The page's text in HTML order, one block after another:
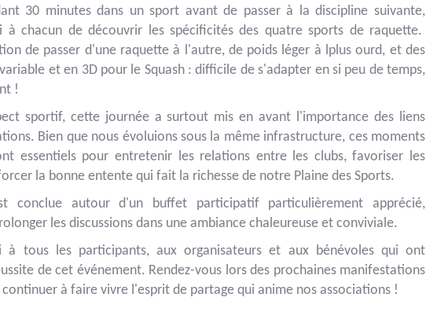
30 minutes dans un sport avant de passer à la discipline suivante,
à chacun de découvrir les spécificités des quatre sports de raquette.
de passer d'une raquette à l'autre, de poids léger à lplus ourd, et des
et en 3D pour le Squash : difficile de s'adapter en si peu de temps,
!
sportif, cette journée a surtout mis en avant l'importance des liens
Bien que nous évoluions sous la même infrastructure, ces moments
essentiels pour entretenir les relations entre les clubs, favoriser les
la bonne entente qui fait la richesse de notre Plaine des Sports.
conclue autour d'un buffet participatif particulièrement apprécié,
les discussions dans une ambiance chaleureuse et conviviale.
à tous les participants, aux organisateurs et aux bénévoles qui ont
de cet événement. Rendez-vous lors des prochaines manifestations
à faire vivre l'esprit de partage qui anime nos associations !